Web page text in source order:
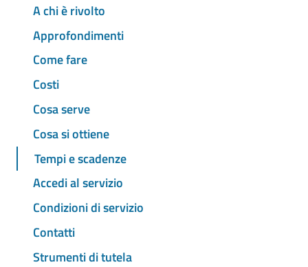
A chi è rivolto
Approfondimenti
Come fare
Costi
Cosa serve
Cosa si ottiene
Tempi e scadenze
Accedi al servizio
Condizioni di servizio
Contatti
Strumenti di tutela